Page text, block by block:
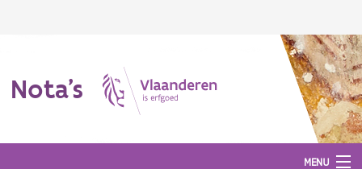
Nota's
MENU